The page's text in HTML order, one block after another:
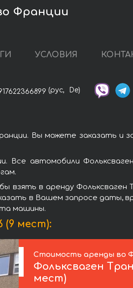
Франции
УСЛОВИЯ
(рус, De)
Вы можете заказать и
Все автомобили
взять в аренду Фольксваген
в Вашем запросе даты,
машины.
(9 мест):
Стоимость аренды во
Фольксваген
мест)